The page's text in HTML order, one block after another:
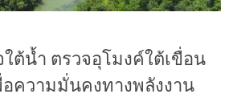
ใต้น้ำ ตรวจอุโมงค์ใต้เขื่อน
ความมั่นคงทางพลังงาน